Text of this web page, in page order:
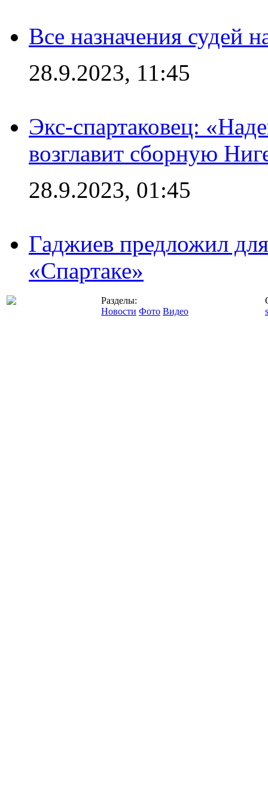
Все назначения судей
28.9.2023, 11:45
Экс-спартаковец:
возглавит сборную
28.9.2023, 01:45
Гаджиев предложил
«Спартаке»
Разделы:
Новости Фото Видео